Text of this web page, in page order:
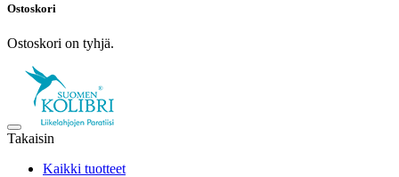
Ostoskori
Ostoskori on tyhjä.
Takaisin
Kaikki tuotteet